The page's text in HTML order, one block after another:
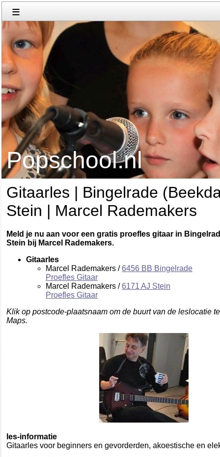
≡
Popschool.nl
Gitaarles | Bingelrade
Stein | Marcel Rademakers
Meld je nu aan voor een gratis proefles gitaar in
Stein bij Marcel Rademakers.
Gitaarles
Marcel Rademakers /6456 BB Bingelrade
Proefles Gitaar
Marcel Rademakers /6171 AJ Stein
Proefles Gitaar
Klik op postcode-plaatsnaam om de buurt van de leslocatie
Maps.
les-informatie
Gitaarles voor beginners en gevorderden, akoestische en